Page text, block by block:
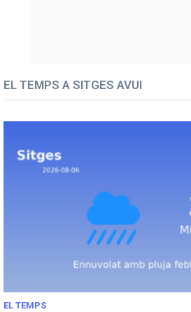
EL TEMPS A SITGES AVUI
EL TEMPS